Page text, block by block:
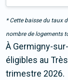
* Cette baisse du taux
nombre de logements
À Germigny-
éligibles au
trimestre 2026.